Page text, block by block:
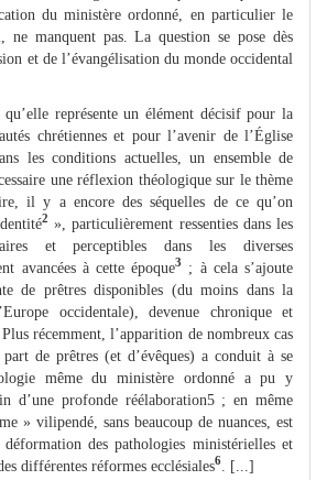
du ministère ordonné, en particulier le
ne manquent pas. La question se pose dès
et de l’évangélisation du monde occidental
qu’elle représente un élément décisif pour la
chrétiennes et pour l’avenir de l’Église
les conditions actuelles, un ensemble de
une réflexion théologique sur le thème
il y a encore des séquelles de ce qu’on
2 », particulièrement ressenties dans les
et perceptibles dans les diverses
avancées à cette époque3
; à cela s’ajoute
de prêtres disponibles (du moins dans la
occidentale), devenue chronique et
récemment, l’apparition de nombreux cas
part de prêtres (et d’évêques) a conduit à se
même du ministère ordonné a pu y
d’une profonde réélaboration5 ; en même
» vilipendé, sans beaucoup de nuances, est
des pathologies ministérielles et
différentes réformes ecclésiales6 . [...]